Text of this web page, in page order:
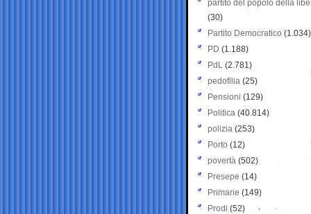
partito del popolo della
(30)
Partito Democratico (1.034)
PD (1.188)
PdL (2.781)
pedofilia (25)
Pensioni (129)
Politica (40.814)
polizia (253)
Porto (12)
povertà (502)
Presepe (14)
Primarie (149)
Prodi (52)